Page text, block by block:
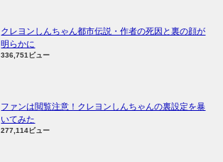
クレヨンしんちゃん都市伝説・作者の死因と裏の顔が
明らかに
336,751ビュー
ファンは閲覧注意！クレヨンしんちゃんの裏設定を暴
いてみた
277,114ビュー